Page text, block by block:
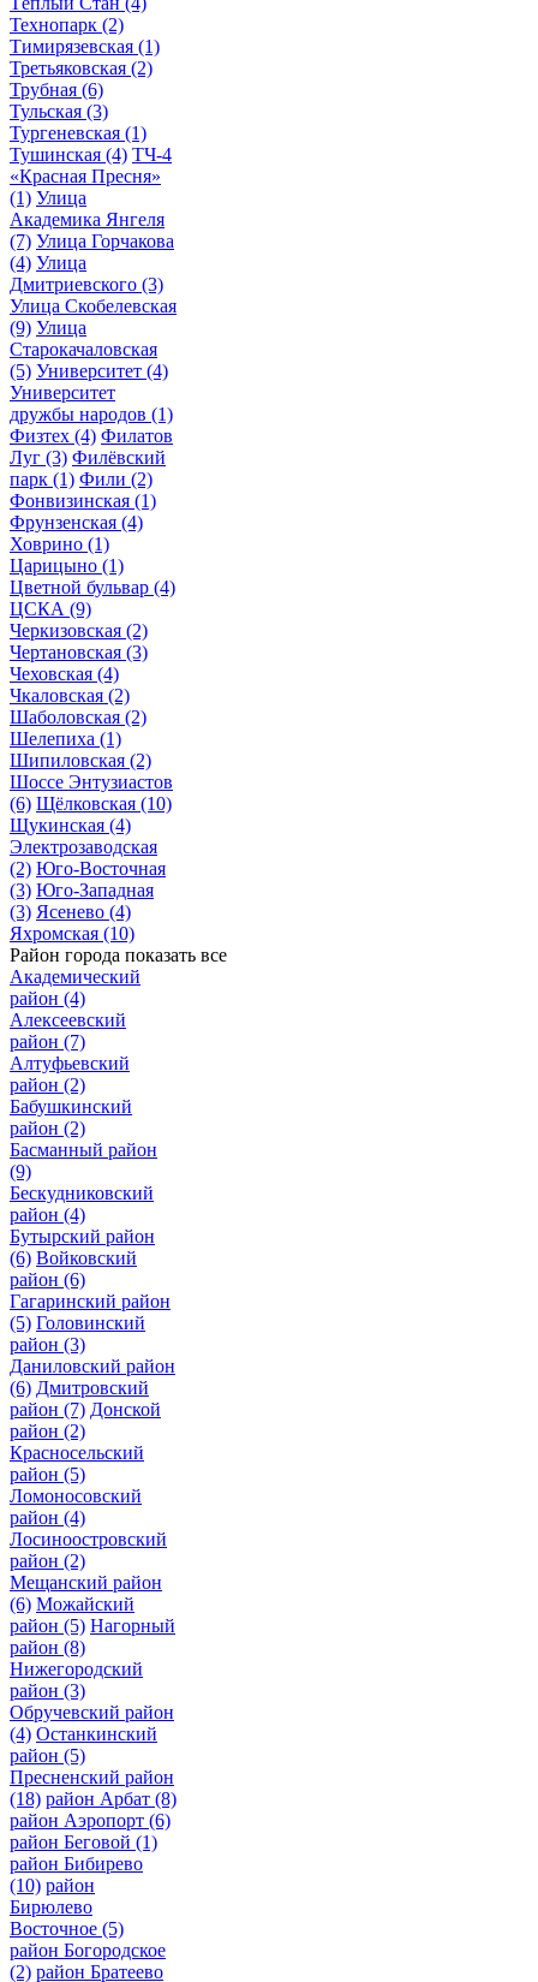
Технопарк (2)
Тимирязевская (1)
Третьяковская (2)
Трубная (6)
Тульская (3)
Тургеневская (1)
Тушинская (4) ТЧ-4
«Красная Пресня»
(1) Улица
Академика Янгеля
(7) Улица Горчакова
(4) Улица
Дмитриевского (3)
Улица Скобелевская
(9) Улица
Старокачаловская
(5) Университет (4)
Университет
дружбы народов (1)
Физтех (4) Филатов
Луг (3) Филёвский
парк (1) Фили (2)
Фонвизинская (1)
Фрунзенская (4)
Ховрино (1)
Царицыно (1)
Цветной бульвар (4)
ЦСКА (9)
Черкизовская (2)
Чертановская (3)
Чеховская (4)
Чкаловская (2)
Шаболовская (2)
Шелепиха (1)
Шипиловская (2)
Шоссе Энтузиастов
(6) Щёлковская (10)
Щукинская (4)
Электрозаводская
(2) Юго-Восточная
(3) Юго-Западная
(3) Ясенево (4)
Яхромская (10)
Район города показать все
Академический
район (4)
Алексеевский
район (7)
Алтуфьевский
район (2)
Бабушкинский
район (2)
Басманный район
(9)
Бескудниковский
район (4)
Бутырский район
(6) Войковский
район (6)
Гагаринский район
(5) Головинский
район (3)
Даниловский район
(6) Дмитровский
район (7) Донской
район (2)
Красносельский
район (5)
Ломоносовский
район (4)
Лосиноостровский
район (2)
Мещанский район
(6) Можайский
район (5) Нагорный
район (8)
Нижегородский
район (3)
Обручевский район
(4) Останкинский
район (5)
Пресненский район
(18) район Арбат (8)
район Аэропорт (6)
район Беговой (1)
район Бибирево
(10) район
Бирюлево
Восточное (5)
район Богородское
(2) район Братеево